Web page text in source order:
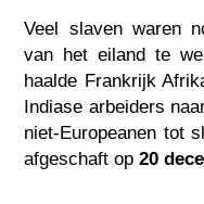
Veel slaven waren
van het eiland te
haalde Frankrijk
Indiase arbeiders
niet-Europeanen tot
afgeschaft op20